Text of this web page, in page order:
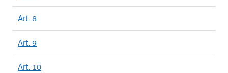
Art. 8
Art. 9
Art. 10